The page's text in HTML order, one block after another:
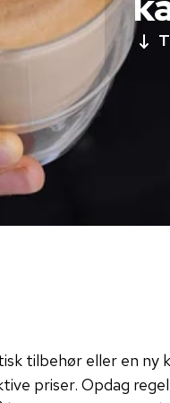
tilbehør eller en ny
priser. Opdag